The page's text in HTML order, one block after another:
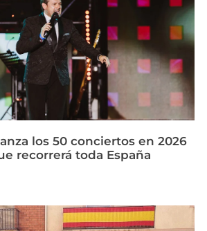
los 50 conciertos en 2026
recorrerá toda España